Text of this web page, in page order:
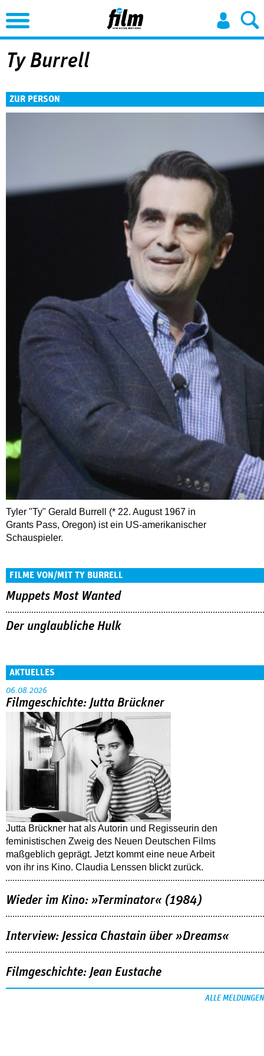
Jump to Navigation
Ty Burrell
ZUR PERSON
Tyler "Ty" Gerald Burrell (* 22. August 1967 in
Grants Pass, Oregon) ist ein US-amerikanischer
Schauspieler.
FILME VON/MIT TY BURRELL
Muppets Most Wanted
Der unglaubliche Hulk
AKTUELLES
06.08.2026
Filmgeschichte: Jutta Brückner
Jutta Brückner hat als Autorin und Regisseurin den
feministischen Zweig des Neuen Deutschen Films
maßgeblich geprägt. Jetzt kommt eine neue Arbeit
von ihr ins Kino. Claudia Lenssen blickt zurück.
Wieder im Kino: »Terminator« (1984)
Interview: Jessica Chastain über »Dreams«
Filmgeschichte: Jean Eustache
ALLE MELDUNGEN